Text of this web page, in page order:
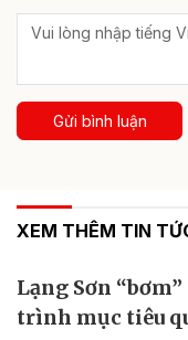
Gửi bình luận
XEM THÊM TIN
Lạng Sơn
trình mục tiêu